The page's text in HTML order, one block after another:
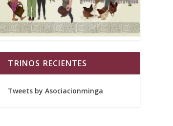
TRINOS RECIENTES
Tweets by Asociacionminga